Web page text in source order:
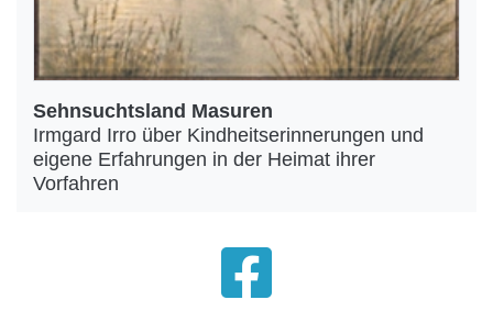
Sehnsuchtsland Masuren
Irmgard Irro über Kindheitserinnerungen und
eigene Erfahrungen in der Heimat ihrer
Vorfahren